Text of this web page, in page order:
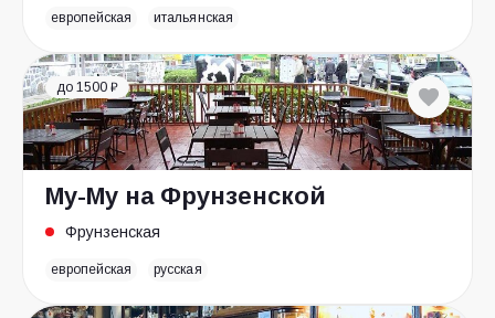
европейская итальянская
до 1500 ₽
Му-Му на Фрунзенской
Фрунзенская
европейская русская